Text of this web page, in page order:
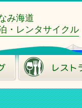
み海道
・レンタサイクル